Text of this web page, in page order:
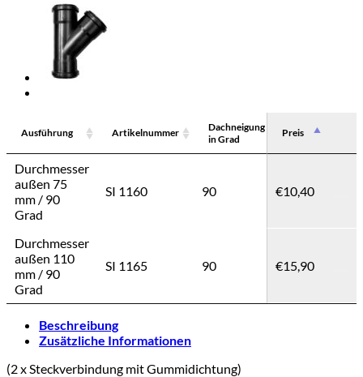
Ausführung Artikelnummer
Dachneigung
in Grad
Durchmesser
außen in mm
Durchmesser
außen 75
mm / 90
Grad
SI 1160 90 75
Durchmesser
außen 110
mm / 90
Grad
SI 1165 90 110
Preis
€10,40
€15,90
Beschreibung
Zusätzliche Informationen
(2 x Steckverbindung mit Gummidichtung)